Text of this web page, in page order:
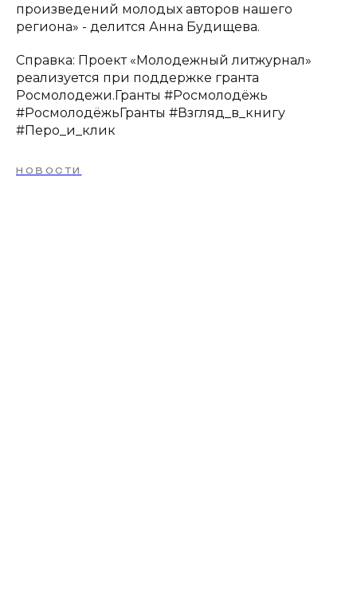
произведений молодых авторов нашего
региона» - делится Анна Будищева.
Справка: Проект «Молодежный литжурнал»
реализуется при поддержке гранта
Росмолодежи.Гранты #Росмолодёжь
#РосмолодёжьГранты #Взгляд_в_книгу
#Перо_и_клик
НОВОСТИ